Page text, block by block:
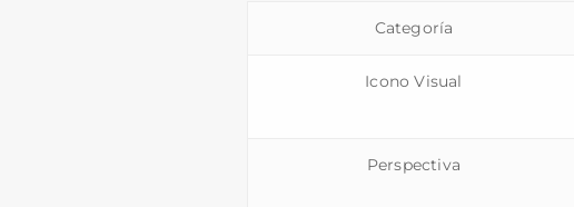
Categoría
Icono Visual
Perspectiva